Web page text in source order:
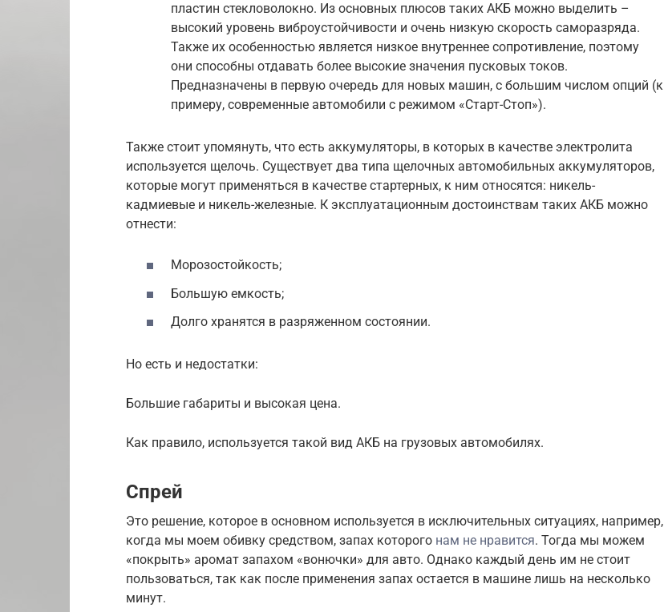
пластин стекловолокно. Из основных плюсов таких АКБ можно выделить –
высокий уровень виброустойчивости и очень низкую скорость саморазряда.
Также их особенностью является низкое внутреннее сопротивление, поэтому
они способны отдавать более высокие значения пусковых токов.
Предназначены в первую очередь для новых машин, с большим числом опций (к
примеру, современные автомобили с режимом «Старт-Стоп»).
Также стоит упомянуть, что есть аккумуляторы, в которых в качестве электролита
используется щелочь. Существует два типа щелочных автомобильных аккумуляторов,
которые могут применяться в качестве стартерных, к ним относятся: никель-
кадмиевые и никель-железные. К эксплуатационным достоинствам таких АКБ можно
отнести:
Морозостойкость;
Большую емкость;
Долго хранятся в разряженном состоянии.
Но есть и недостатки:
Большие габариты и высокая цена.
Как правило, используется такой вид АКБ на грузовых автомобилях.
Спрей
Это решение, которое в основном используется в исключительных ситуациях, например,
когда мы моем обивку средством, запах которого нам не нравится. Тогда мы можем
«покрыть» аромат запахом «вонючки» для авто. Однако каждый день им не стоит
пользоваться, так как после применения запах остается в машине лишь на несколько
минут.